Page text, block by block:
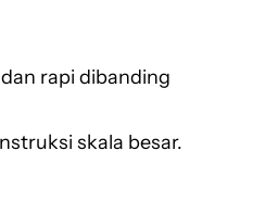
rapi dibanding
skala besar.